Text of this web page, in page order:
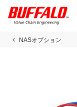
NASオプション